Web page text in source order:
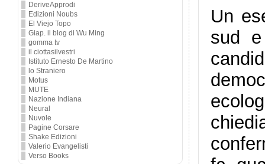
DeriveApprodi
Edizioni Noubs
El Viejo Topo
Giap. il blog di Wu Ming
gomma tv
il ciottasilvestri
Istituto Ernesto De Martino
lo Straniero
Motus
MUTE
Nazione Indiana
Neural
Nuvole
Pagine Corsare
Shake Edizioni
Valerio Evangelisti
Verso Books
Un
sud